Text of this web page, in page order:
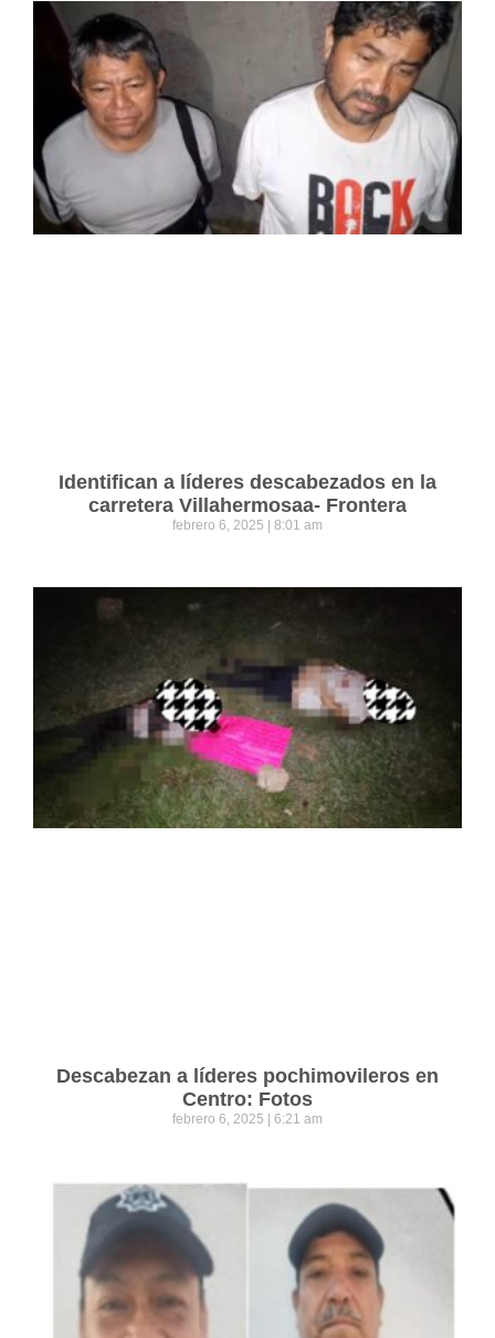
Identifican a líderes descabezados en la
carretera Villahermosaa- Frontera
febrero 6, 2025 8:01 am
Descabezan a líderes pochimovileros en
Centro: Fotos
febrero 6, 2025 6:21 am